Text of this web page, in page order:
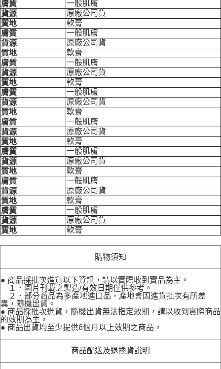
膚質
一般肌膚
貨源
原廠公司貨
質地
軟膏
膚質
一般肌膚
貨源
原廠公司貨
質地
軟膏
膚質
一般肌膚
貨源
原廠公司貨
質地
軟膏
膚質
一般肌膚
貨源
原廠公司貨
質地
軟膏
膚質
一般肌膚
貨源
原廠公司貨
質地
軟膏
膚質
一般肌膚
貨源
原廠公司貨
質地
軟膏
膚質
一般肌膚
貨源
原廠公司貨
質地
軟膏
膚質
一般肌膚
貨源
原廠公司貨
質地
軟膏
購物須知
● 商品採批次進貨以下資訊，請以實際收到實品為主。
１．圖片刊載之製造/有效日期僅供參考。
２．部分商品為多產地進口品，產地會因進貨批次有所差
異，隨機出貨。
● 商品採批次進貨，隨機出貨無法指定效期，請以收到實際商品
的效期為主。
● 商品出貨均至少提供6個月以上效期之商品。
商品配送及退換貨說明